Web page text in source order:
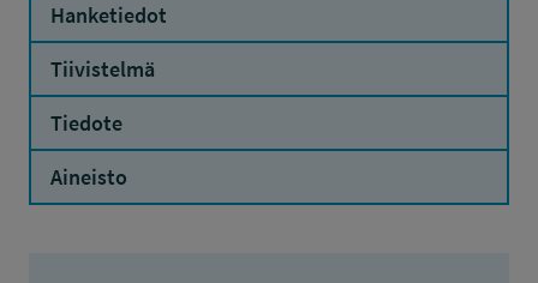
Hanketiedot
Tiivistelmä
Tiedote
Aineisto